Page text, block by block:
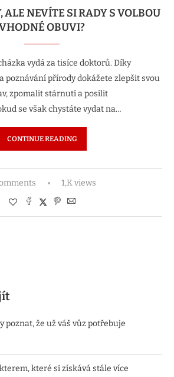
ALE NEVÍTE SI RADY S VOLBOU
OBUVI?
vydá za tisíce doktorů. Díky
poznávání přírody dokážete zlepšit svou
zpomalit stárnutí a posílit
se však chystáte vydat na…
CONTINUE READING
1,K views
poznat, že už váš vůz potřebuje
které si získává stále více